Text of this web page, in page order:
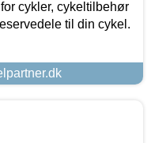
cykler, cykeltilbehør
til din cykel.